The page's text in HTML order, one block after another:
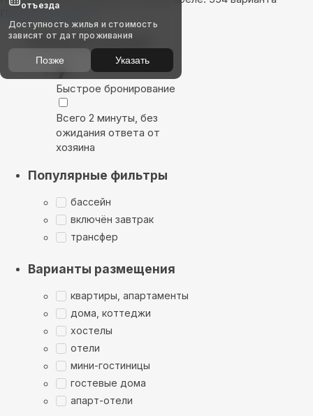
Показать на карте
Выбирайте лучшее
Быстрое бронирование
Всего 2 минуты, без
ожидания ответа от
хозяина
Популярные фильтры
бассейн
включён завтрак
трансфер
Варианты размещения
квартиры, апартаменты
дома, коттеджи
хостелы
отели
мини-гостиницы
гостевые дома
апарт-отели
отъезда
Доступность жилья и стоимость
зависят от дат проживания
Позже Указать